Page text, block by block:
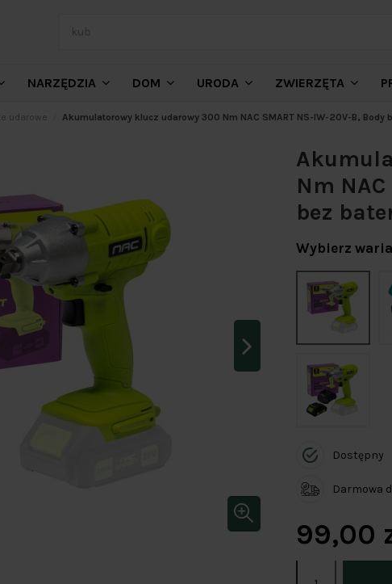
NARZĘDZIA DOM URODA ZWIERZĘTA
udarowe Akumulatorowy klucz udarowy 300 Nm NAC SMART NS-IW-20V-B, Body
Nm
bez
Wybierz
Dostępny
Darmowa
99,00